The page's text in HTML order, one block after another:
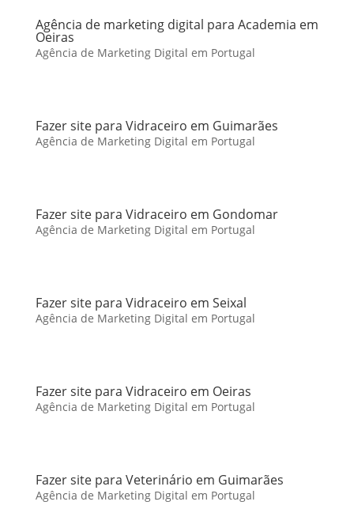
Agência de marketing digital para Academia em
Oeiras
Agência de Marketing Digital em Portugal
Fazer site para Vidraceiro em Guimarães
Agência de Marketing Digital em Portugal
Fazer site para Vidraceiro em Gondomar
Agência de Marketing Digital em Portugal
Fazer site para Vidraceiro em Seixal
Agência de Marketing Digital em Portugal
Fazer site para Vidraceiro em Oeiras
Agência de Marketing Digital em Portugal
Fazer site para Veterinário em Guimarães
Agência de Marketing Digital em Portugal